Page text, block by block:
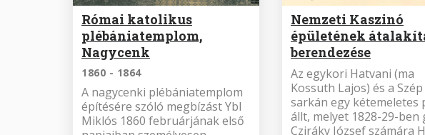
Római katolikus
plébániatemplom,
Nagycenk
1860 - 1864
A nagycenki plébániatemplom
építésére szóló megbízást Ybl
Miklós 1860 februárjának első
Nemzeti Kaszinó
épületének
berendezése
Az egykori Hatvani (ma
Kossuth Lajos) és a
sarkán egy kétemeletes
állt, melyet 1828-29-ben
Cziráky József számára